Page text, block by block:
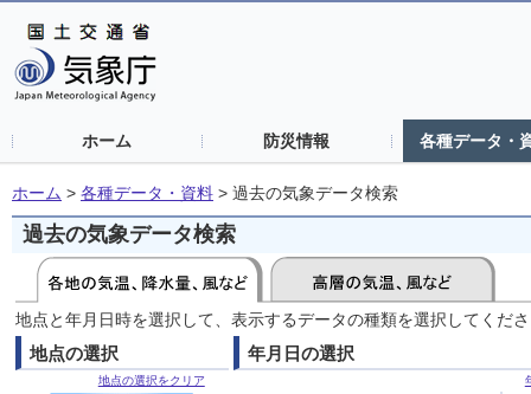
ホーム 防災情報 各種データ・
ホーム > 各種データ・資料 > 過去の気象データ検索
過去の気象データ検索
地点と年月日時を選択して、表示するデータの種類を選択してくだ
地点の選択
地点の選択をクリア
年月日の選択